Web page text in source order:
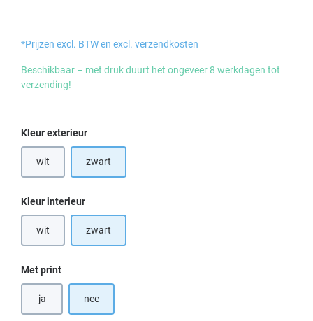
*Prijzen excl. BTW en excl. verzendkosten
Beschikbaar – met druk duurt het ongeveer 8 werkdagen tot
verzending!
Selecteer
Kleur exterieur
wit(Deze optie is momenteel niet beschikbaar.)
zwart
Selecteer
Kleur interieur
wit(Deze optie is momenteel niet beschikbaar.)
zwart
Selecteer
Met print
ja nee